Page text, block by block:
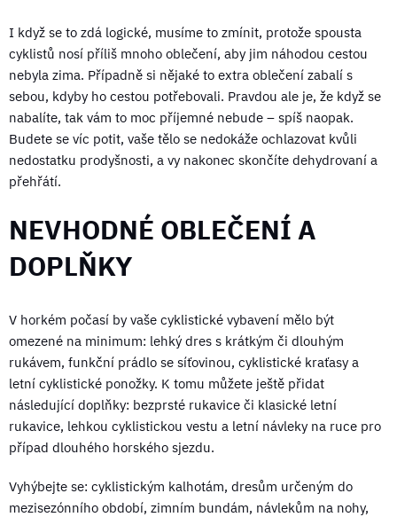
I když se to zdá logické, musíme to zmínit, protože spousta
cyklistů nosí příliš mnoho oblečení, aby jim náhodou cestou
nebyla zima. Případně si nějaké to extra oblečení zabalí s
sebou, kdyby ho cestou potřebovali. Pravdou ale je, že když se
nabalíte, tak vám to moc příjemné nebude – spíš naopak.
Budete se víc potit, vaše tělo se nedokáže ochlazovat kvůli
nedostatku prodyšnosti, a vy nakonec skončíte dehydrovaní a
přehřátí.
NEVHODNÉ OBLEČENÍ A
DOPLŇKY
V horkém počasí by vaše cyklistické vybavení mělo být
omezené na minimum: lehký dres s krátkým či dlouhým
rukávem, funkční prádlo se síťovinou, cyklistické kraťasy a
letní cyklistické ponožky. K tomu můžete ještě přidat
následující doplňky: bezprsté rukavice či klasické letní
rukavice, lehkou cyklistickou vestu a letní návleky na ruce pro
případ dlouhého horského sjezdu.
Vyhýbejte se: cyklistickým kalhotám, dresům určeným do
mezisezónního období, zimním bundám, návlekům na nohy,